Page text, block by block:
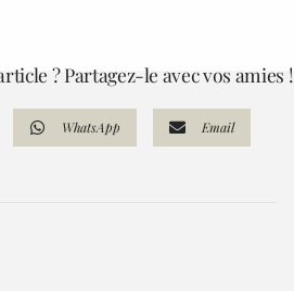
? Partagez-le avec vos amies !
WhatsApp Email